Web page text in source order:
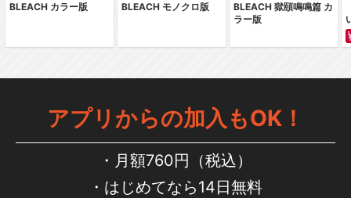
BLEACH カラー版 BLEACH モノクロ版
BLEACH 獄頤鳴鳴篇 カ
ラー版
アプリからの加入もOK！
月額760円（税込）
はじめてなら14日無料